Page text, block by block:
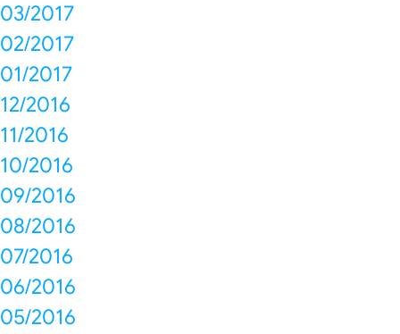
03/2017
02/2017
01/2017
12/2016
11/2016
10/2016
09/2016
08/2016
07/2016
06/2016
05/2016